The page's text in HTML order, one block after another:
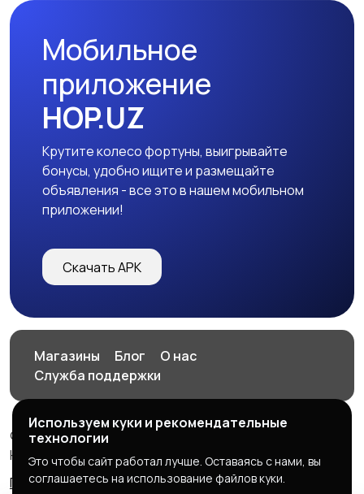
Мобильное
приложение
HOP.UZ
Крутите колесо фортуны, выигрывайте
бонусы, удобно ищите и размещайте
объявления - все это в нашем мобильном
приложении!
Скачать APK
Магазины Блог
О нас
Служба поддержки
© 2026 HOP.UZ
HOP.UZ
Правила сервиса
Политика конфиденциальности
Используем куки и рекомендательные
технологии
Это чтобы сайт работал лучше. Оставаясь с нами, вы
соглашаетесь на использование файлов куки.